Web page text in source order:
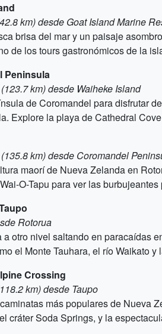
km) desde Goat Island Marine
brisa del mar y un paisaje
de los tours gastronómicos de la
Peninsula
km) desde Waiheke Island
de Coromandel para disfrutar
Explore la playa de Cathedral
km) desde Coromandel
maorí de Nueva Zelanda en
O-Tapu para ver las
Rotorua
otro nivel saltando en paracaídas
el Monte Tauhara, el río Waikato
Crossing
km) desde Taupo
más populares de Nueva
cráter Soda Springs, y la